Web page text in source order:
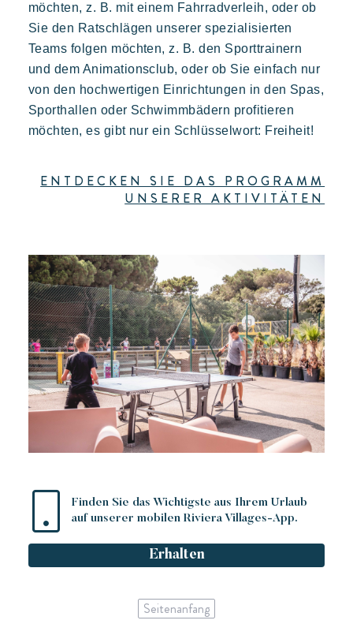
Eine idyllische Umgebung am Fuße des berühmten Strandes
von Pampelonne
Toison d'or
Finden Sie das Wichtigste aus Ihrem Urlaub
auf unserer mobilen Riviera Villages-App.
Erhalten
möchten, z. B. mit einem Fahrradverleih, oder ob
Sie den Ratschlägen unserer spezialisierten
Teams folgen möchten, z. B. den Sporttrainern
und dem Animationsclub, oder ob Sie einfach nur
von den hochwertigen Einrichtungen in den Spas,
Sporthallen oder Schwimmbädern profitieren
möchten, es gibt nur ein Schlüsselwort: Freiheit!
ENTDECKEN SIE DAS PROGRAMM
UNSERER AKTIVITÄTEN
Seitenanfang